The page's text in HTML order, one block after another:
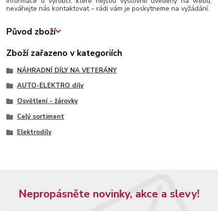
neváhejte nás kontaktovat – rádi vám je poskytneme na vyžádání.
Původ zboží
Zboží zařazeno v kategoriích
NÁHRADNÍ DÍLY NA VETERÁNY
AUTO-ELEKTRO díly
Osvětlení - žárovky
Celý sortiment
Elektrodíly
Nepropásněte novinky, akce a slevy!